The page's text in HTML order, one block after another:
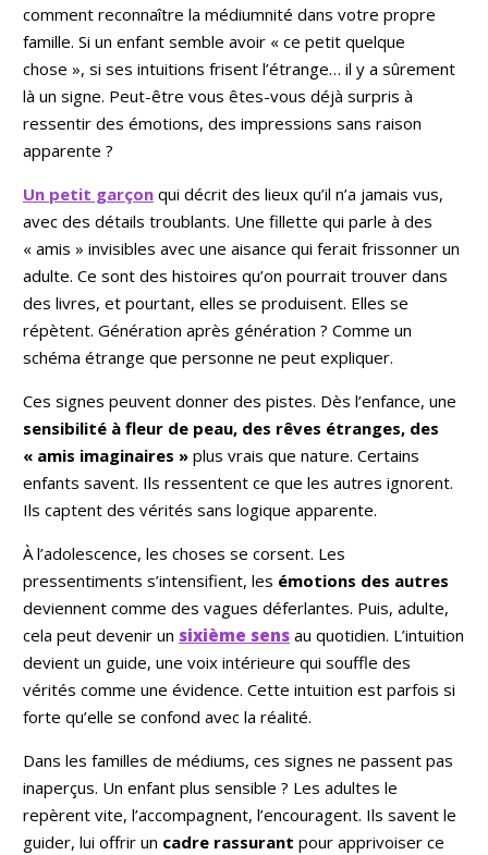
comment reconnaître la médiumnité dans votre propre
famille. Si un enfant semble avoir « ce petit quelque
chose », si ses intuitions frisent l’étrange… il y a sûrement
là un signe. Peut-être vous êtes-vous déjà surpris à
ressentir des émotions, des impressions sans raison
apparente ?
Un petit garçon qui décrit des lieux qu’il n’a jamais vus,
avec des détails troublants. Une fillette qui parle à des
« amis » invisibles avec une aisance qui ferait frissonner un
adulte. Ce sont des histoires qu’on pourrait trouver dans
des livres, et pourtant, elles se produisent. Elles se
répètent. Génération après génération ? Comme un
schéma étrange que personne ne peut expliquer.
Ces signes peuvent donner des pistes. Dès l’enfance, une
sensibilité à fleur de peau, des rêves étranges, des
« amis imaginaires » plus vrais que nature. Certains
enfants savent. Ils ressentent ce que les autres ignorent.
Ils captent des vérités sans logique apparente.
À l’adolescence, les choses se corsent. Les
pressentiments s’intensifient, les émotions des autres
deviennent comme des vagues déferlantes. Puis, adulte,
cela peut devenir un sixième sens au quotidien. L’intuition
devient un guide, une voix intérieure qui souffle des
vérités comme une évidence. Cette intuition est parfois si
forte qu’elle se confond avec la réalité.
Dans les familles de médiums, ces signes ne passent pas
inaperçus. Un enfant plus sensible ? Les adultes le
repèrent vite, l’accompagnent, l’encouragent. Ils savent le
guider, lui offrir un cadre rassurant pour apprivoiser ce